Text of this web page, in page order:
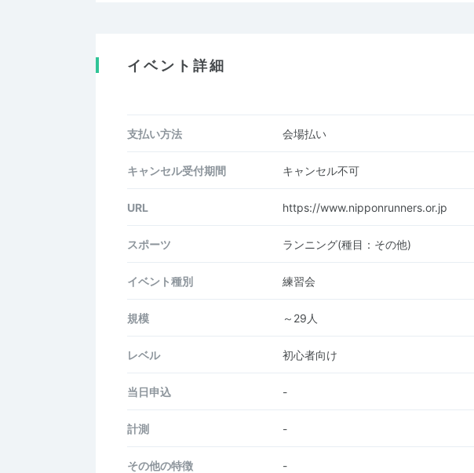
イベント詳細
支払い方法 会場払い
キャンセル受付期間 キャンセル不可
URL https://www.nipponrunners.or.jp
スポーツ ランニング(種目：その他)
イベント種別 練習会
規模 ～29人
レベル 初心者向け
当日申込 -
計測 -
その他の特徴 -